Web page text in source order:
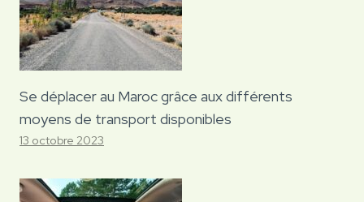
Se déplacer au Maroc grâce aux différents
moyens de transport disponibles
13 octobre 2023